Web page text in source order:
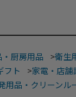
厨房用品 >衛生
フト
>家電・店舗
用品・クリーンル